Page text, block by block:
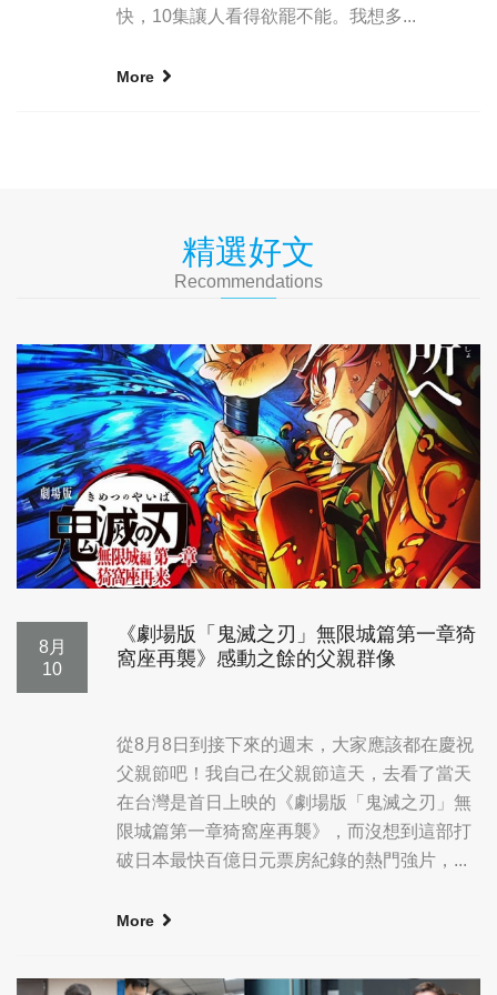
快，10集讓人看得欲罷不能。我想多...
More
精選好文
Recommendations
8月
10
《劇場版「鬼滅之刃」無限城篇第一章猗
窩座再襲》感動之餘的父親群像
從8月8日到接下來的週末，大家應該都在慶祝
父親節吧！我自己在父親節這天，去看了當天
在台灣是首日上映的《劇場版「鬼滅之刃」無
限城篇第一章猗窩座再襲》，而沒想到這部打
破日本最快百億日元票房紀錄的熱門強片，...
More